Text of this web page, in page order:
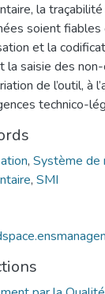
la
soient fiables
et la
la saisie des
de l’outil, à
technico-
, Système de
, SMI